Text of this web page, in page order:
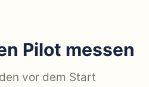
Pilot messen
vor dem Start